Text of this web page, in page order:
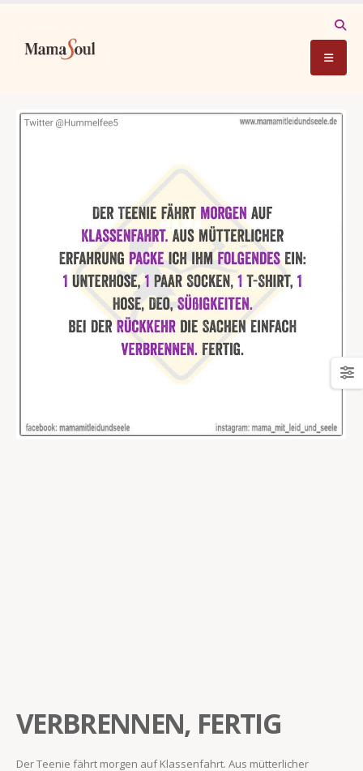
VERBRENNEN, FERTIG
Der Teenie fährt morgen auf Klassenfahrt. Aus mütterlicher